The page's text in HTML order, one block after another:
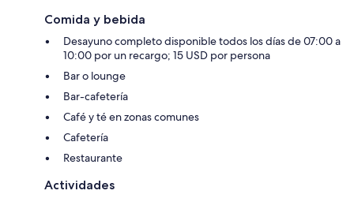
Comida y bebida
Desayuno completo disponible todos los días de 07:00 a
10:00 por un recargo; 15 USD por persona
Bar o lounge
Bar-cafetería
Café y té en zonas comunes
Cafetería
Restaurante
Actividades